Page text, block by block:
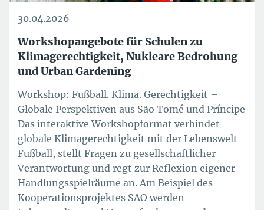
30.04.2026
Workshopangebote für Schulen zu
Klimagerechtigkeit, Nukleare Bedrohung
und Urban Gardening
Workshop: Fußball. Klima. Gerechtigkeit –
Globale Perspektiven aus São Tomé und Príncipe
Das interaktive Workshopformat verbindet
globale Klimagerechtigkeit mit der Lebenswelt
Fußball, stellt Fragen zu gesellschaftlicher
Verantwortung und regt zur Reflexion eigener
Handlungsspielräume an. Am Beispiel des
Kooperationsprojektes SAO werden